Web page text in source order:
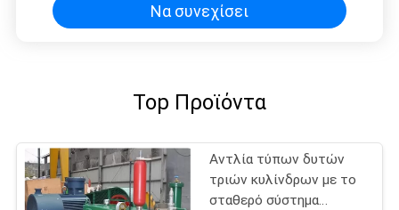
Να συνεχίσει
Top Προϊόντα
Αντλία τύπων δυτών
τριών κυλίνδρων με το
σταθερό σύστημα